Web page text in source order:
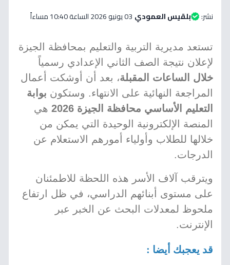
نشر: بلقيس العمودي 03 يونيو 2026 الساعة 10:40 مساءاً
تستعد مديرية التربية والتعليم بمحافظة الجيزة
لإعلان نتيجة الصف الثاني الإعدادي رسمياً
خلال الساعات المقبلة، بعد أن أوشكت أعمال
المراجعة النهائية على الانتهاء. وستكون بوابة
التعليم الأساسي محافظة الجيزة 2026
هي
المنصة الإلكترونية الوحيدة التي يمكن من
خلالها للطلاب وأولياء أمورهم الاستعلام عن
الدرجات.
ويترقب آلاف الأسر هذه اللحظة للاطمئنان
على مستوى أبنائهم الدراسي، في ظل ارتفاع
ملحوظ لمعدلات البحث عن الخبر عبر
الإنترنت.
قد يعجبك أيضا :